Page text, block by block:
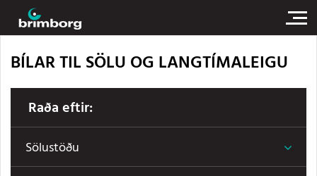
BÍLAR TIL SÖLU OG LANGTÍMALEIGU
Raða eftir:
Sölustöðu